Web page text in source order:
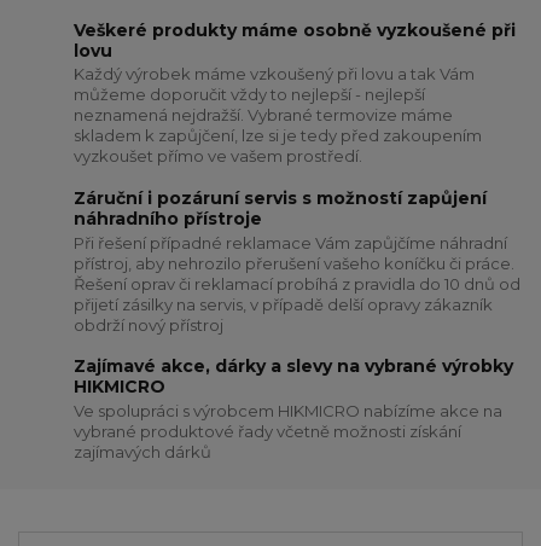
Veškeré produkty máme osobně vyzkoušené při
lovu
Každý výrobek máme vzkoušený při lovu a tak Vám
můžeme doporučit vždy to nejlepší - nejlepší
neznamená nejdražší. Vybrané termovize máme
skladem k zapůjčení, lze si je tedy před zakoupením
vyzkoušet přímo ve vašem prostředí.
Záruční i pozáruní servis s možností zapůjení
náhradního přístroje
Při řešení případné reklamace Vám zapůjčíme náhradní
přístroj, aby nehrozilo přerušení vašeho koníčku či práce.
Řešení oprav či reklamací probíhá z pravidla do 10 dnů od
přijetí zásilky na servis, v případě delší opravy zákazník
obdrží nový přístroj
Zajímavé akce, dárky a slevy na vybrané výrobky
HIKMICRO
Ve spolupráci s výrobcem HIKMICRO nabízíme akce na
vybrané produktové řady včetně možnosti získání
zajímavých dárků